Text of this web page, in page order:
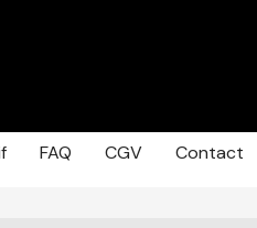
FAQ CGV Contact